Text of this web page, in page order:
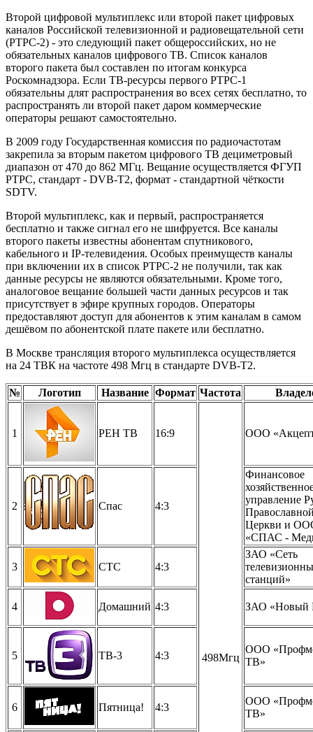
Второй цифровой мультиплекс или второй пакет цифровых
каналов Российской телевизионной и радиовещательной сети
(РТРС-2) - это следующий пакет общероссийских, но не
обязательных каналов цифрового ТВ. Список каналов
второго пакета был составлен по итогам конкурса
Роскомнадзора. Если ТВ-ресурсы первого РТРС-1
обязательны длят распространения во всех сетях бесплатно, то
распространять ли второй пакет даром коммерческие
операторы решают самостоятельно.
В 2009 году Государственная комиссия по радиочастотам
закрепила за вторым пакетом цифрового ТВ дециметровый
диапазон от 470 до 862 МГц. Вещание осуществляется ФГУП
РТРС, стандарт - DVB-T2, формат - стандартной чёткости
SDTV.
Второй мультиплекс, как и первый, распространяется
бесплатно и также сигнал его не шифруется. Все каналы
второго пакеты известны абонентам спутникового,
кабельного и IP-телевидения. Особых преимуществ каналы
при включении их в список РТРС-2 не получили, так как
данные ресурсы не являются обязательными. Кроме того,
аналоговое вещание большей части данных ресурсов и так
присутствует в эфире крупных городов. Операторы
предоставляют доступ для абонентов к этим каналам в самом
дешёвом по абонентской плате пакете или бесплатно.
В Москве трансляция второго мультиплекса осуществляется
на 24 ТВК на частоте 498 Мгц в стандарте DVB-T2.
№ Логотип Название Формат Частота
1 РЕН ТВ 16:9
498Мгц
ООО
2 Спас 4:3
Финансовое
управление
Церкви и
«СПАС -
3 СТС 4:3
ЗАО «Сеть
станций»
4 Домашний 4:3 ЗАО «Новый
5 ТВ-3 4:3
ООО
ТВ»
6 Пятница! 4:3
ООО
ТВ»